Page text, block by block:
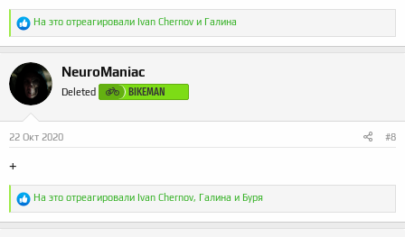
Р
а
к
ц
и
и
:
На это отреагировали Ivan Chernov и Галина
NeuroManiac
Deleted BIKEMAN
22 Окт 2020 #8
+
Р
а
На это отреагировали Ivan Chernov, Галина и Буря